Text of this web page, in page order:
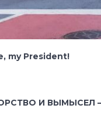
my President!
И ВЫМЫСЕЛ